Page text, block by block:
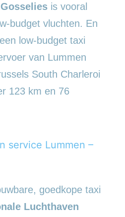
is vooral
budget vluchten. En
low-budget taxi
van Lummen
South Charleroi
123 km en 76
service Lummen –
goedkope taxi
Luchthaven